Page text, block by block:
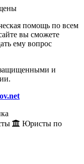
помощь по всем
вы сможете
ему вопрос
и
Юристы по